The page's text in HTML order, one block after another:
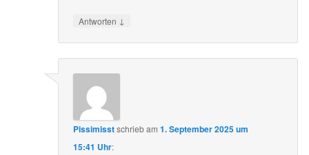
Antworten ↓
Pissimisstschriebam1. September 2025 um
15:41 Uhr: